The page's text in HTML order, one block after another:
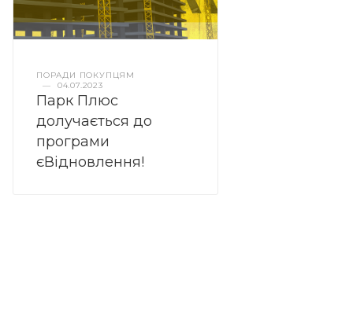
ПОРАДИ ПОКУПЦЯМ
—
04.07.2023
Парк Плюс
долучається до
програми
єВідновлення!